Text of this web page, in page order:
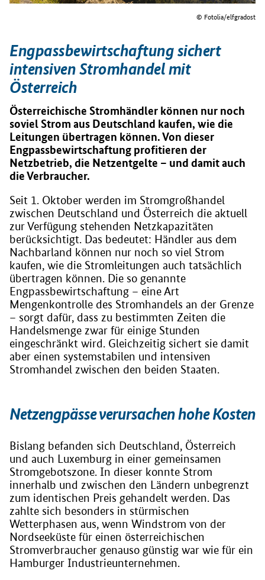
© Fotolia/elfgradost
Engpassbewirtschaftung sichert
intensiven Stromhandel mit
Österreich
Österreichische Stromhändler können nur noch
soviel Strom aus Deutschland kaufen, wie die
Leitungen übertragen können. Von dieser
Engpassbewirtschaftung profitieren der
Netzbetrieb, die Netzentgelte – und damit auch
die Verbraucher.
Seit 1. Oktober werden im Stromgroßhandel
zwischen Deutschland und Österreich die aktuell
zur Verfügung stehenden Netzkapazitäten
berücksichtigt. Das bedeutet: Händler aus dem
Nachbarland können nur noch so viel Strom
kaufen, wie die Stromleitungen auch tatsächlich
übertragen können. Die so genannte
Engpassbewirtschaftung – eine Art
Mengenkontrolle des Stromhandels an der Grenze
– sorgt dafür, dass zu bestimmten Zeiten die
Handelsmenge zwar für einige Stunden
eingeschränkt wird. Gleichzeitig sichert sie damit
aber einen systemstabilen und intensiven
Stromhandel zwischen den beiden Staaten.
Netzengpässe verursachen hohe Kosten
Bislang befanden sich Deutschland, Österreich
und auch Luxemburg in einer gemeinsamen
Stromgebotszone. In dieser konnte Strom
innerhalb und zwischen den Ländern unbegrenzt
zum identischen Preis gehandelt werden. Das
zahlte sich besonders in stürmischen
Wetterphasen aus, wenn Windstrom von der
Nordseeküste für einen österreichischen
Stromverbraucher genauso günstig war wie für ein
Hamburger Industrieunternehmen.